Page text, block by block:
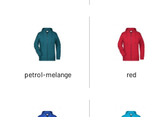
petrol-melange red